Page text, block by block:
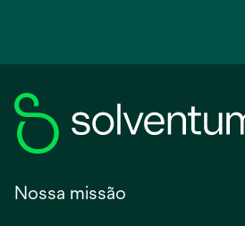
Nossa missão